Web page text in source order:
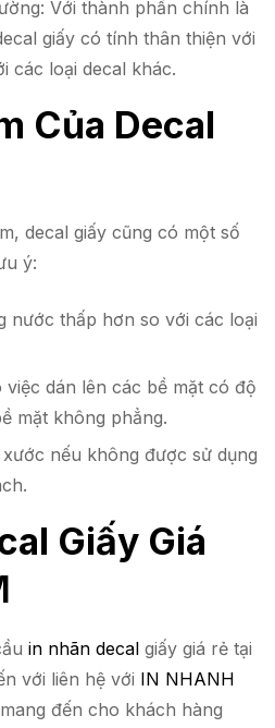
Với thành phần chính là
giấy có tính thân thiện với
các loại decal khác.
Của Decal
decal giấy cũng có một số
ý:
nước thấp hơn so với các loại
dán lên các bề mặt có độ
mặt không phẳng.
nếu không được sử dụng
Giấy Giá
in nhãn decal giấy giá rẻ tại
với liên hệ với IN NHANH
đến cho khách hàng